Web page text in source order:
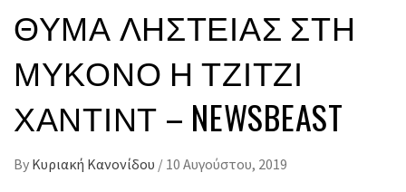
ΘΎΜΑ ΛΗΣΤΕΊΑΣ ΣΤΗ
ΜΎΚΟΝΟ Η ΤΖΊΤΖΙ
ΧΑΝΤΊΝΤ – NEWSBEAST
By Κυριακή Κανονίδου / 10 Αυγούστου, 2019